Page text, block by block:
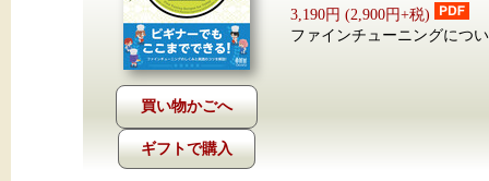
ギフトで購入
3,190円 (2,900円+税)
ファインチューニングにつ